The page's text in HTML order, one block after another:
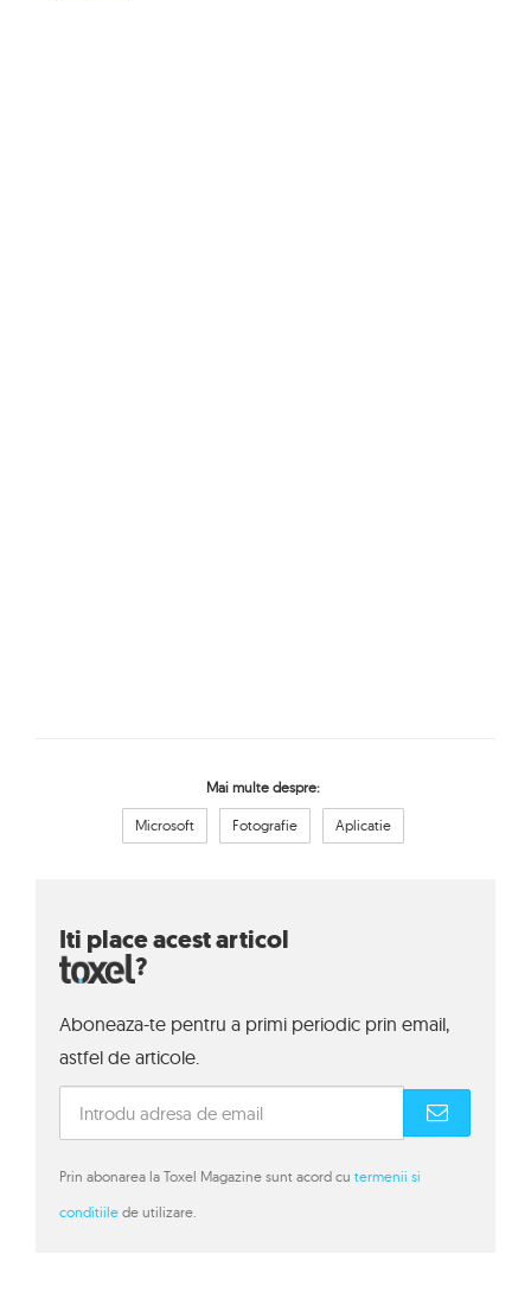
Mai multe despre:
Microsoft Fotografie Aplicatie
Iti place acest articol
?
Aboneaza-te pentru a primi periodic prin email,
astfel de articole.
Prin abonarea la Toxel Magazine sunt acord cu termenii si
conditiile de utilizare.